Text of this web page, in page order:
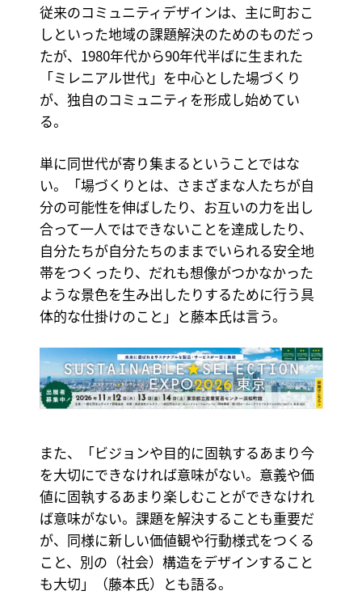
従来のコミュニティデザインは、主に町おこ
しといった地域の課題解決のためのものだっ
たが、1980年代から90年代半ばに生まれた
「ミレニアル世代」を中心とした場づくり
が、独自のコミュニティを形成し始めてい
る。
単に同世代が寄り集まるということではな
い。「場づくりとは、さまざまな人たちが自
分の可能性を伸ばしたり、お互いの力を出し
合って一人ではできないことを達成したり、
自分たちが自分たちのままでいられる安全地
帯をつくったり、だれも想像がつかなかった
ような景色を生み出したりするために行う具
体的な仕掛けのこと」と藤本氏は言う。
また、「ビジョンや目的に固執するあまり今
を大切にできなければ意味がない。意義や価
値に固執するあまり楽しむことができなけれ
ば意味がない。課題を解決することも重要だ
が、同様に新しい価値観や行動様式をつくる
こと、別の（社会）構造をデザインすること
も大切」（藤本氏）とも語る。